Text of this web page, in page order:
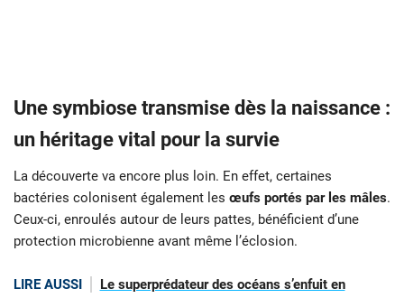
Une symbiose transmise dès la naissance :
un héritage vital pour la survie
La découverte va encore plus loin. En effet, certaines
bactéries colonisent également les œufs portés par les mâles.
Ceux-ci, enroulés autour de leurs pattes, bénéficient d’une
protection microbienne avant même l’éclosion.
LIRE AUSSI
Le superprédateur des océans s’enfuit en